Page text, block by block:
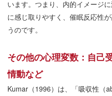
います。つまり、内的イメージ
に感じ取りやすく、催眠反応性
うのです。
その他の心理変数：自己
情動など
Kumar （1996）は、「吸収性（